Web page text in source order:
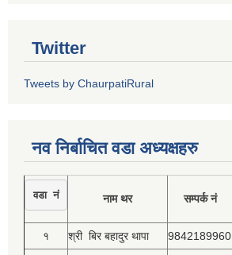
Twitter
Tweets by ChaurpatiRural
नव निर्बाचित वडा अध्यक्षहरु
वडा नं नाम थर सम्पर्क नं
१ श्री बिर बहादुर थापा 9842189960